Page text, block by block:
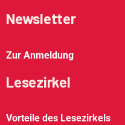
Newsletter
Zur Anmeldung
Lesezirkel
Vorteile des Lesezirkels